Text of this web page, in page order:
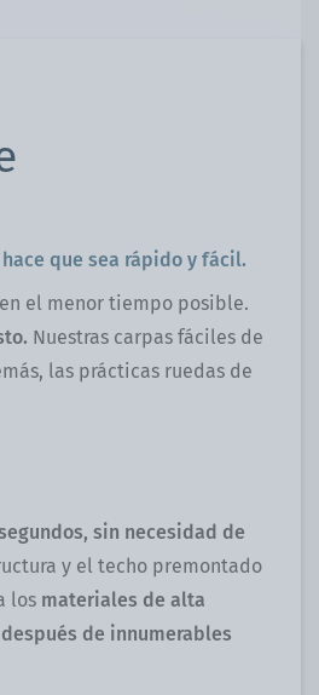
que sea rápido y fácil.
el menor tiempo posible.
Nuestras carpas fáciles de
las prácticas ruedas de
sin necesidad de
y el techo premontado
los materiales de alta
de innumerables